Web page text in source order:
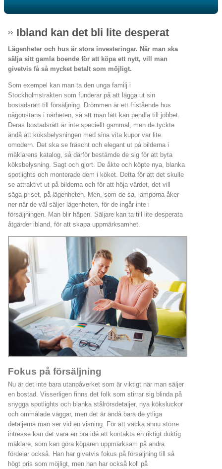
Ibland kan det bli lite desperat
Lägenheter och hus är stora investeringar. När man ska
sälja sitt gamla boende för att köpa ett nytt, vill man
givetvis få så mycket betalt som möjligt.
Som exempel kan man ta den unga familj i
Stockholmstrakten som funderar på att lägga ut sin
bostadsrätt till försäljning. Drömmen är ett fristående hus
någonstans i närheten, så att man lätt kan pendla till jobbet.
Deras bostadsrätt är inte speciellt gammal, men de tyckte
ändå att köksbelysningen med sina vita kupor var lite
omodern. Det ska se fräscht och elegant ut på bilderna i
mäklarens katalog, så därför bestämde de sig för att byta
köksbelysning. Sagt och gjort. De åkte och köpte nya, blanka
spotlights och monterade dem i köket. Detta för att det skulle
se attraktivt ut på bilderna och för att höja värdet, det vill
säga priset, på lägenheten. Men, som de sa, lamporna åker
ner när de väl säljer lägenheten, för de ingår inte i
försäljningen. Man blir häpen. Säljare kan ta till lite desperata
åtgärder ibland, för att skapa uppmärksamhet.
Fokus på försäljning
Nu är det inte bara utanpåverket som är viktigt när man säljer
en bostad. Visserligen finns det folk som stirrar sig blinda på
snygga spotlights och blanka stålrörsdetaljer, nya köksluckor
och ommålade väggar, men det är ändå bara de ytliga
detaljerna man ser vid en visning. För att väcka ännu större
intresse kan det vara en bra idé att kontakta en riktigt duktig
mäklare, som kan göra köparen uppmärksam på andra
fördelar också. Han har givetvis fokus på försäljning till så
högt pris som möjligt, men han har också koll på